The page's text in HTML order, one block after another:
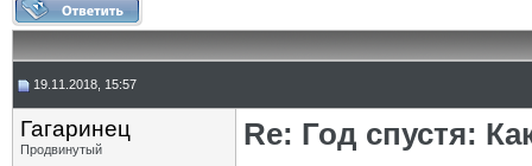
19.11.2018, 15:57
Гагаринец
Продвинутый Re: Год спустя: